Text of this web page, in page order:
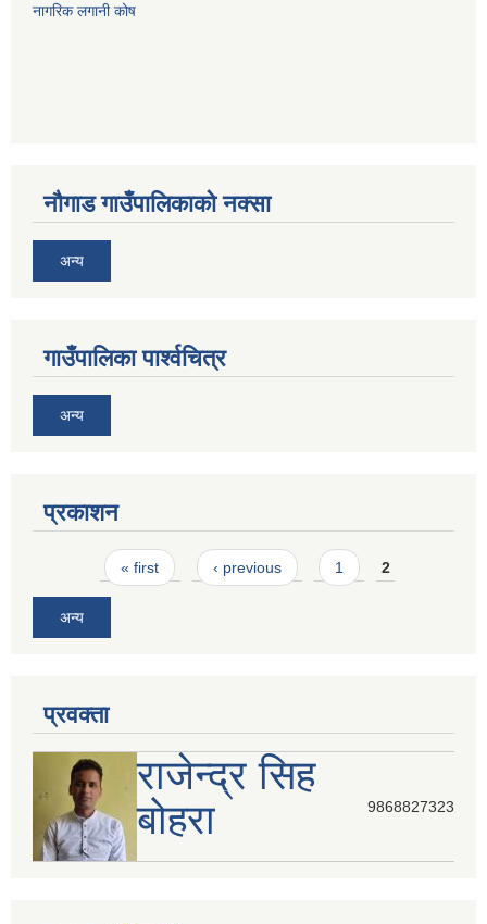
नागरिक लगानी कोष
नौगाड गाउँपालिकाको नक्सा
अन्य
गाउँपालिका पार्श्वचित्र
अन्य
प्रकाशन
Pages« first ‹ previous 1 2
अन्य
प्रवक्ता
राजेन्द्र सिह
बोहरा
9868827323